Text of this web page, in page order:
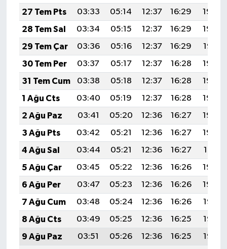
27 Tem Pts
03:33 05:14 12:37 16:29
19:49
28 Tem Sal
03:34 05:15 12:37 16:29
19:48
29 Tem Çar
03:36 05:16 12:37 16:29
19:47
30 Tem Per
03:37 05:17 12:37 16:28
19:46
31 Tem Cum
03:38 05:18 12:37 16:28
19:45
1 Ağu Cts
03:40 05:19 12:37 16:28
19:44
2 Ağu Paz
03:41 05:20 12:36 16:27
19:43
3 Ağu Pts
03:42 05:21 12:36 16:27
19:42
4 Ağu Sal
03:44 05:21 12:36 16:27
19:41
5 Ağu Çar
03:45 05:22 12:36 16:26
19:40
6 Ağu Per
03:47 05:23 12:36 16:26
19:39
7 Ağu Cum
03:48 05:24 12:36 16:26
19:38
8 Ağu Cts
03:49 05:25 12:36 16:25
19:37
9 Ağu Paz
03:51 05:26 12:36 16:25
19:36